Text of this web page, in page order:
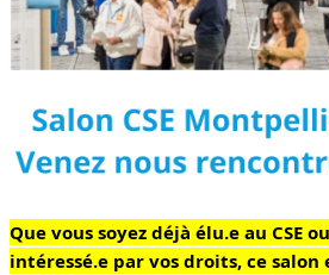
Que vous soyez déjà élu.e au CSE
intéressé.e par vos droits, ce